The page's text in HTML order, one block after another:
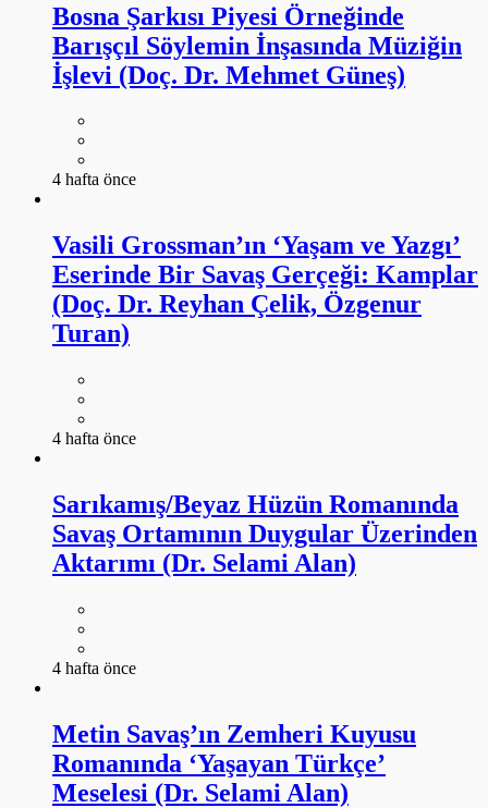
Bosna Şarkısı Piyesi Örneğinde
Barışçıl Söylemin İnşasında Müziğin
İşlevi (Doç. Dr. Mehmet Güneş)
4 hafta önce
Vasili Grossman’ın ‘Yaşam ve Yazgı’
Eserinde Bir Savaş Gerçeği: Kamplar
(Doç. Dr. Reyhan Çelik, Özgenur
Turan)
4 hafta önce
Sarıkamış/Beyaz Hüzün Romanında
Savaş Ortamının Duygular Üzerinden
Aktarımı (Dr. Selami Alan)
4 hafta önce
Metin Savaş’ın Zemheri Kuyusu
Romanında ‘Yaşayan Türkçe’
Meselesi (Dr. Selami Alan)